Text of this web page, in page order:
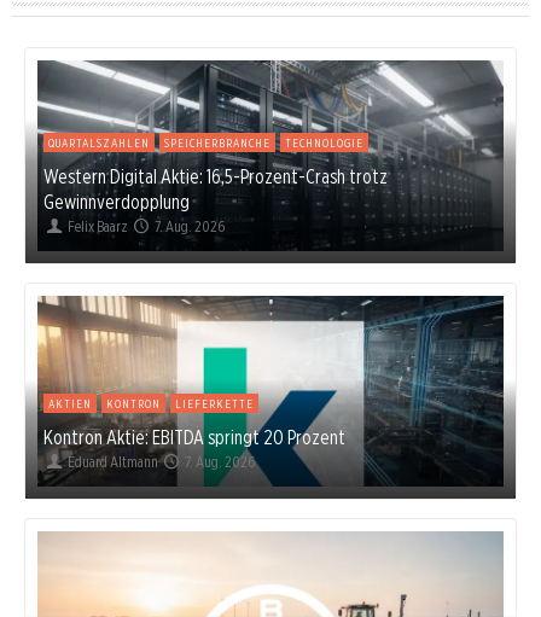
QUARTALSZAHLEN SPEICHERBRANCHE TECHNOLOGIE
Western Digital Aktie: 16,5-Prozent-Crash trotz
Gewinnverdopplung
Felix Baarz 7. Aug. 2026
AKTIEN KONTRON LIEFERKETTE
Kontron Aktie: EBITDA springt 20 Prozent
Eduard Altmann 7. Aug. 2026